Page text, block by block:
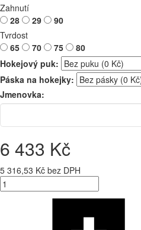
Zahnutí
28
29
90
Tvrdost
65
70 75
80
Hokejový puk:
Páska na hokejky:
Jmenovka:
6 433 Kč
5 316,53 Kč bez DPH